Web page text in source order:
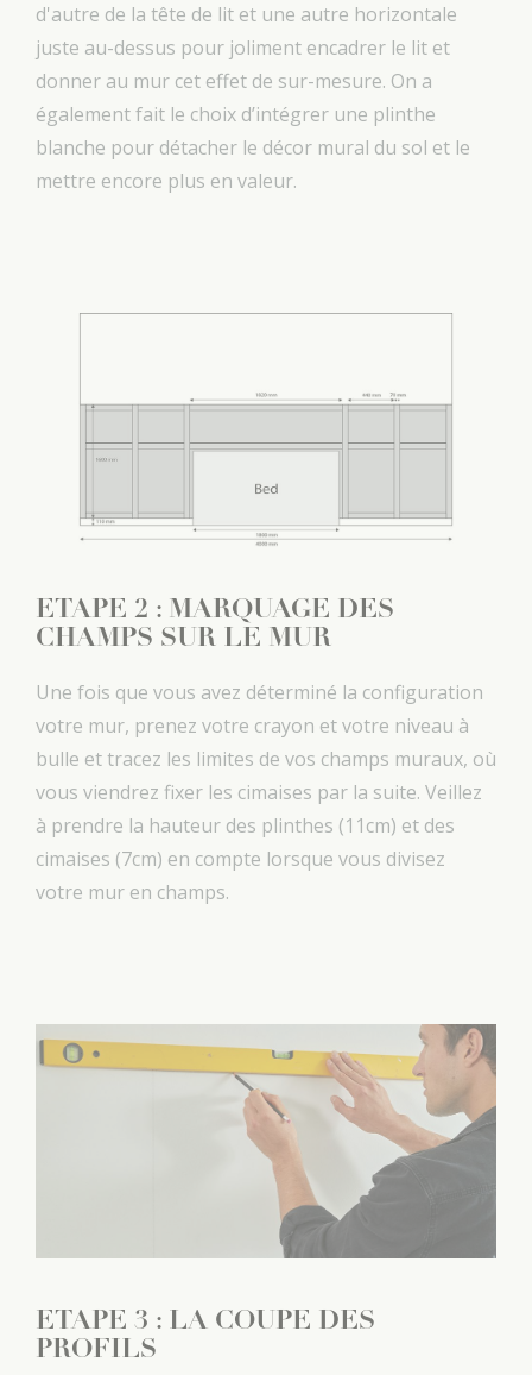
d'autre de la tête de lit et une autre horizontale
juste au-dessus pour joliment encadrer le lit et
donner au mur cet effet de sur-mesure. On a
également fait le choix d’intégrer une plinthe
blanche pour détacher le décor mural du sol et le
mettre encore plus en valeur.
ETAPE 2 : MARQUAGE DES
CHAMPS SUR LE MUR
Une fois que vous avez déterminé la configuration
votre mur, prenez votre crayon et votre niveau à
bulle et tracez les limites de vos champs muraux, où
vous viendrez fixer les cimaises par la suite. Veillez
à prendre la hauteur des plinthes (11cm) et des
cimaises (7cm) en compte lorsque vous divisez
votre mur en champs.
ETAPE 3 : LA COUPE DES
PROFILS